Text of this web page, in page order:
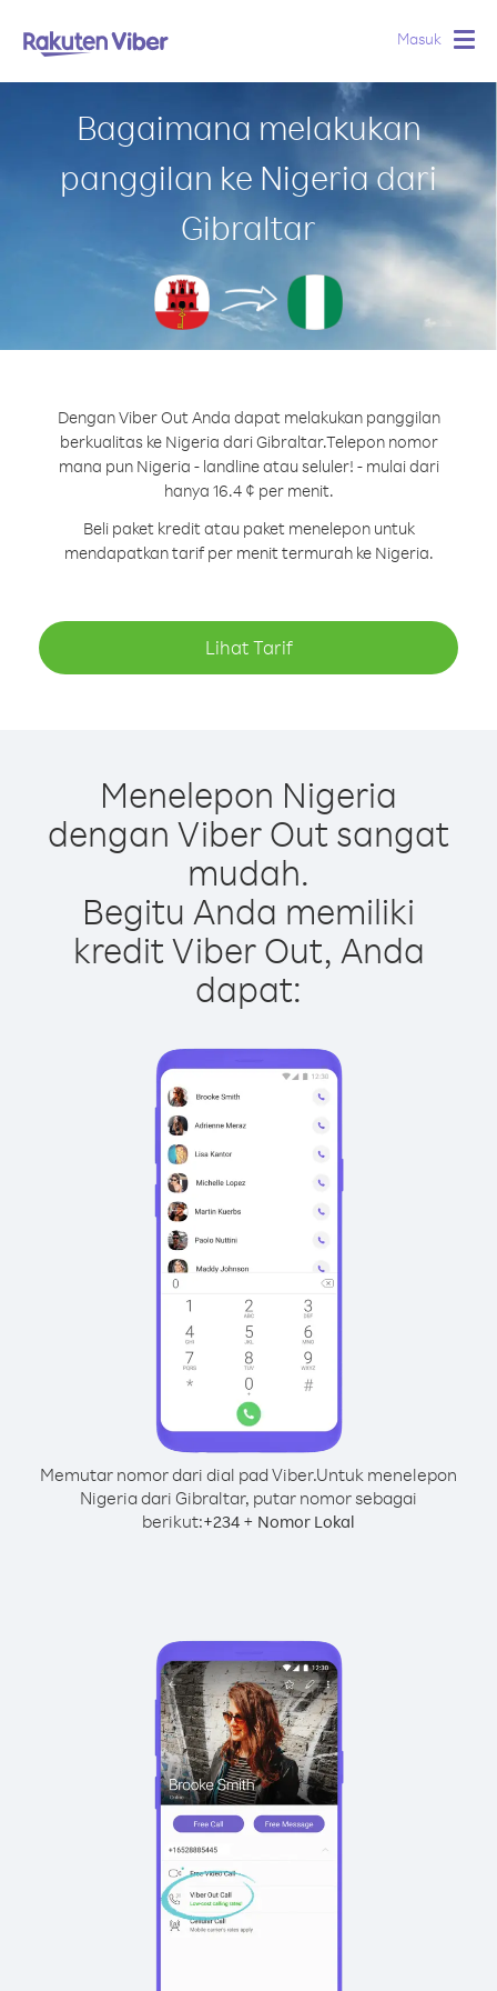
Masuk
Bagaimana melakukan
panggilan ke Nigeria dari
Gibraltar
Dengan Viber Out Anda dapat melakukan panggilan
berkualitas ke Nigeria dari Gibraltar.Telepon nomor
mana pun Nigeria - landline atau seluler! - mulai dari
hanya 16.4 ¢ per menit.
Beli paket kredit atau paket menelepon untuk
mendapatkan tarif per menit termurah ke Nigeria.
Lihat Tarif
Menelepon Nigeria
dengan Viber Out sangat
mudah.
Begitu Anda memiliki
kredit Viber Out, Anda
dapat:
Memutar nomor dari dial pad Viber.Untuk menelepon
Nigeria dari Gibraltar, putar nomor sebagai
berikut:+234 + Nomor Lokal